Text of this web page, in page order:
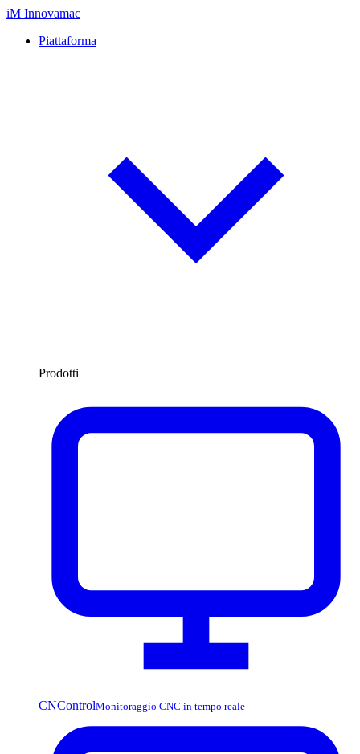
iM Innovamac
Piattaforma
Prodotti
CNControlMonitoraggio CNC in tempo reale